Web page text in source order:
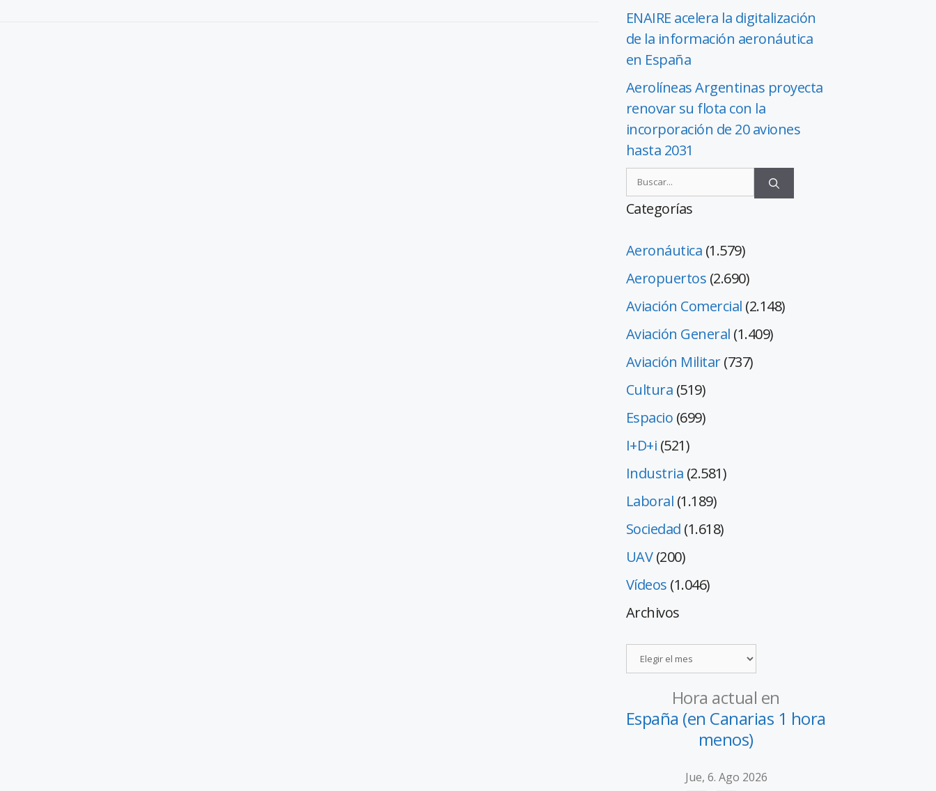
ENAIRE acelera la digitalización
de la información aeronáutica
en España
Aerolíneas Argentinas proyecta
renovar su flota con la
incorporación de 20 aviones
hasta 2031
Categorías
Aeronáutica (1.579)
Aeropuertos (2.690)
Aviación Comercial (2.148)
Aviación General (1.409)
Aviación Militar(737)
Cultura (519)
Espacio (699)
I+D+i (521)
Industria (2.581)
Laboral (1.189)
Sociedad (1.618)
UAV(200)
Vídeos (1.046)
Archivos
Hora actual en
España (en Canarias 1 hora
menos)